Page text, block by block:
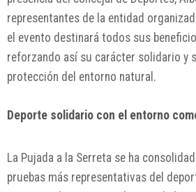
representantes de la entidad
el evento destinará todos sus
reforzando así su carácter solidario y
protección del entorno natural.
Deporte solidario con el entorno
La Pujada a la Serreta se ha
pruebas más representativas del